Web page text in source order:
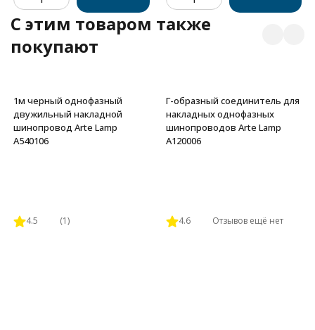
C этим товаром также
покупают
1м черный однофазный
двужильный накладной
шинопровод Arte Lamp
A540106
4.5 (1)
Г-образный соединитель для
накладных однофазных
шинопроводов Arte Lamp
A120006
4.6 Отзывов ещё нет